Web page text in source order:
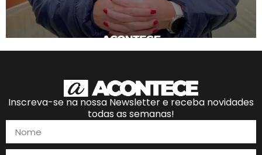
Inscreva-se na nossa Newsletter e receba novidades
todas as semanas!